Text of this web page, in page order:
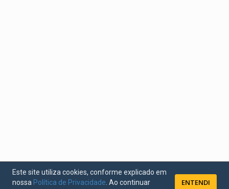
Este site utiliza cookies, conforme explicado em
nossa Política de Privacidade . Ao continuar
ENTENDI